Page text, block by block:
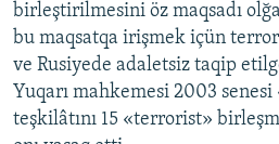
birleştirilmesini öz maqsadı
bu maqsatqa irişmek içün
ve Rusiyede adaletsiz taqip
Yuqarı mahkemesi 2003
teşkilâtını 15 «terrorist»